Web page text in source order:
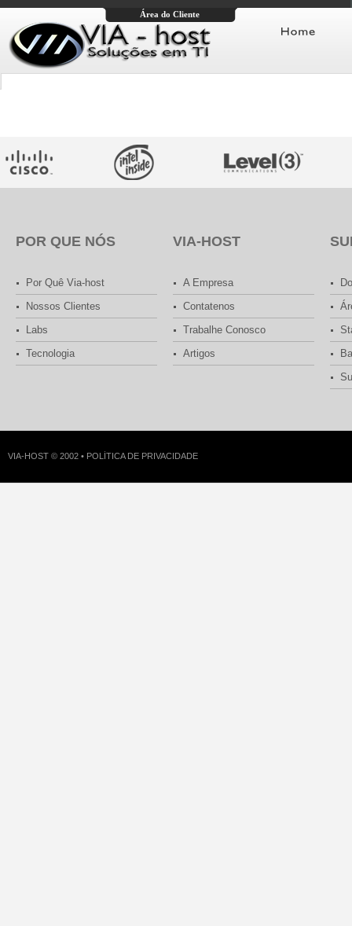
Área do Cliente
POR QUE NÓS
Por Quê Via-host
Nossos Clientes
Labs
Tecnologia
VIA-HOST
A Empresa
Contatenos
Trabalhe Conosco
Artigos
VIA-HOST © 2002 • POLÍTICA DE PRIVACIDADE